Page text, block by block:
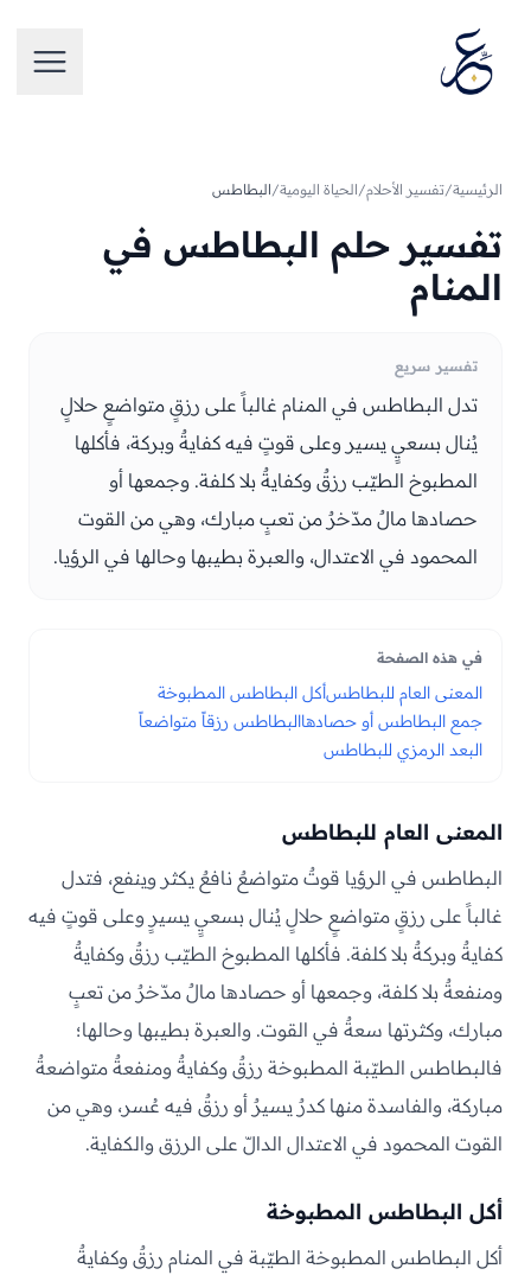
فتح
الرئيسية/تفسير الأحلام/الحياة اليومية/البطاطس
تفسير حلم البطاطس في
المنام
تفسير سريع
تدل البطاطس في المنام غالباً على رزقٍ متواضعٍ حلالٍ
يُنال بسعيٍ يسير وعلى قوتٍ فيه كفايةٌ وبركة، فأكلها
المطبوخ الطيّب رزقٌ وكفايةٌ بلا كلفة. وجمعها أو
حصادها مالٌ مدّخرٌ من تعبٍ مبارك، وهي من القوت
المحمود في الاعتدال، والعبرة بطيبها وحالها في الرؤيا.
في هذه الصفحة
المعنى العام للبطاطسأكل البطاطس المطبوخة
جمع البطاطس أو حصادهاالبطاطس رزقاً متواضعاً
البعد الرمزي للبطاطس
المعنى العام للبطاطس
البطاطس في الرؤيا قوتٌ متواضعٌ نافعٌ يكثر وينفع، فتدل
غالباً على رزقٍ متواضعٍ حلالٍ يُنال بسعيٍ يسيرٍ وعلى قوتٍ فيه
كفايةٌ وبركةٌ بلا كلفة. فأكلها المطبوخ الطيّب رزقٌ وكفايةٌ
ومنفعةٌ بلا كلفة، وجمعها أو حصادها مالٌ مدّخرٌ من تعبٍ
مبارك، وكثرتها سعةٌ في القوت. والعبرة بطيبها وحالها؛
فالبطاطس الطيّبة المطبوخة رزقٌ وكفايةٌ ومنفعةٌ متواضعةٌ
مباركة، والفاسدة منها كدرٌ يسيرٌ أو رزقٌ فيه عُسر، وهي من
القوت المحمود في الاعتدال الدالّ على الرزق والكفاية.
أكل البطاطس المطبوخة
أكل البطاطس المطبوخة الطيّبة في المنام رزقٌ وكفايةٌ